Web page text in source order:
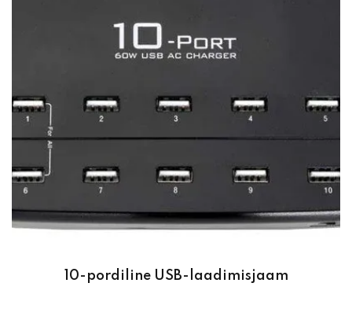
10-pordiline USB-laadimisjaam